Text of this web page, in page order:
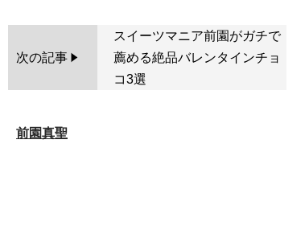
次の記事
スイーツマニア前園がガチで
薦める絶品バレンタインチョ
コ3選
前園真聖